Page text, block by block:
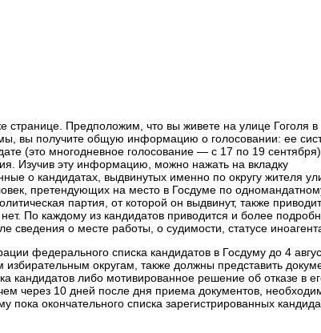
странице. Предположим, что вы живете на улице Гоголя в
вы получите общую информацию о голосовании: ее
(это многодневное голосование — с 17 по 19
Изучив эту информацию, можно нажать на вкладку
о кандидатах, выдвинутых именно по округу жителя
претендующих на место в Госдуме по
партия, от которой он выдвинут, также
По каждому из кандидатов приводится и более
о месте работы, о судимости, статусе
федерального списка кандидатов в Госдуму до 4
округам, также должны представить
кандидатов либо мотивированное решение об отказе в
через 10 дней после дня приема документов,
пока окончательного списка зарегистрированных